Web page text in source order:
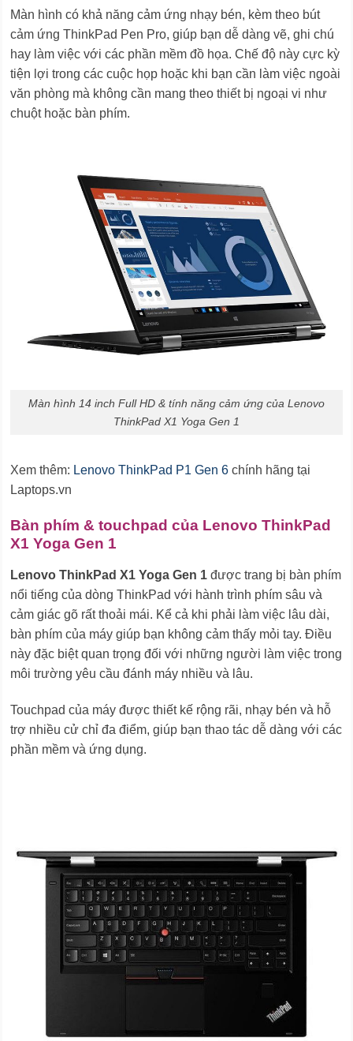
Màn hình có khả năng cảm ứng nhạy bén, kèm theo bút
cảm ứng ThinkPad Pen Pro, giúp bạn dễ dàng vẽ, ghi chú
hay làm việc với các phần mềm đồ họa. Chế độ này cực kỳ
tiện lợi trong các cuộc họp hoặc khi bạn cần làm việc ngoài
văn phòng mà không cần mang theo thiết bị ngoại vi như
chuột hoặc bàn phím.
Màn hình 14 inch Full HD & tính năng cảm ứng của Lenovo
ThinkPad X1 Yoga Gen 1
Xem thêm: Lenovo ThinkPad P1 Gen 6 chính hãng tại
Laptops.vn
Bàn phím & touchpad của Lenovo ThinkPad
X1 Yoga Gen 1
Lenovo ThinkPad X1 Yoga Gen 1 được trang bị bàn phím
nổi tiếng của dòng ThinkPad với hành trình phím sâu và
cảm giác gõ rất thoải mái. Kể cả khi phải làm việc lâu dài,
bàn phím của máy giúp bạn không cảm thấy mỏi tay. Điều
này đặc biệt quan trọng đối với những người làm việc trong
môi trường yêu cầu đánh máy nhiều và lâu.
Touchpad của máy được thiết kế rộng rãi, nhạy bén và hỗ
trợ nhiều cử chỉ đa điểm, giúp bạn thao tác dễ dàng với các
phần mềm và ứng dụng.